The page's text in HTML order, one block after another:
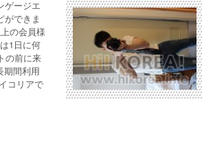
ゲージエ
ができま
の会員様
1日に何
の前に来
期間利用
コリアで